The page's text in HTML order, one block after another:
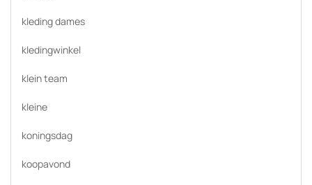
kleding dames
kledingwinkel
klein team
kleine
koningsdag
koopavond